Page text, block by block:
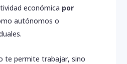
económica por
autónomos o
te permite trabajar, sino